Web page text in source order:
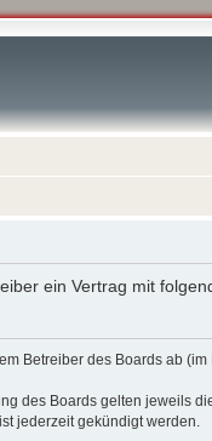
ein Vertrag mit
Betreiber des Boards ab
des Boards gelten jeweils
jederzeit gekündigt werden.